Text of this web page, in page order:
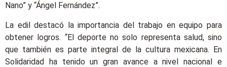
Nano” y “Ángel Fernández”.
La edil destacó la importancia del trabajo en equipo para
obtener logros. “El deporte no solo representa salud, sino
que también es parte integral de la cultura mexicana. En
Solidaridad ha tenido un gran avance a nivel nacional e